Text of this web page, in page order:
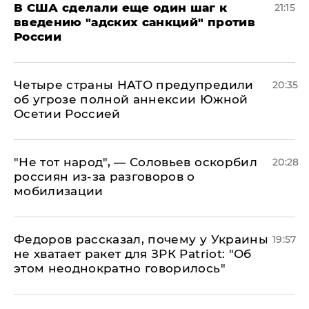
В США сделали еще один шаг к
введению "адских санкций" против
России
21:15
Четыре страны НАТО предупредили
об угрозе полной аннексии Южной
Осетии Россией
20:35
​"Не тот народ", — Соловьев оскорбил
россиян из-за разговоров о
мобилизации
20:28
Федоров рассказал, почему у Украины
не хватает ракет для ЗРК Patriot: "Об
этом неоднократно говорилось"
19:57